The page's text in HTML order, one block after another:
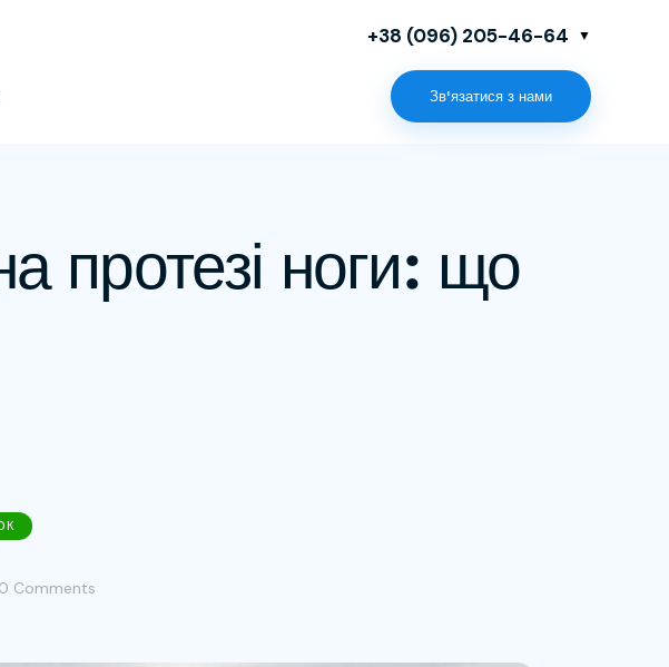
+38 (096) 205-46-64
Зв'язатися з нами
протезі ноги: що
0 Comments